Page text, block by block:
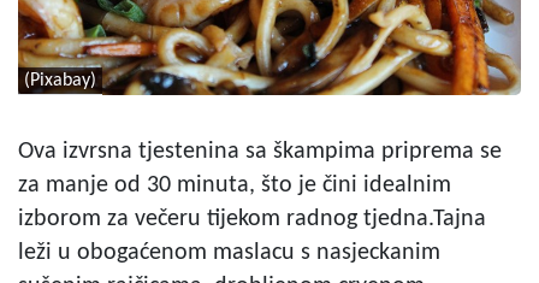
(Pixabay)
Ova izvrsna tjestenina sa škampima priprema se
za manje od 30 minuta, što je čini idealnim
izborom za večeru tijekom radnog tjedna.Tajna
leži u obogaćenom maslacu s nasjeckanim